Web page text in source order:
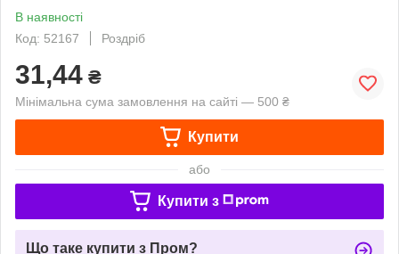
В наявності
Код: 52167
Роздріб
31,44 ₴
Мінімальна сума замовлення на сайті — 500 ₴
Купити
або
Купити з
Що таке купити з Пром?